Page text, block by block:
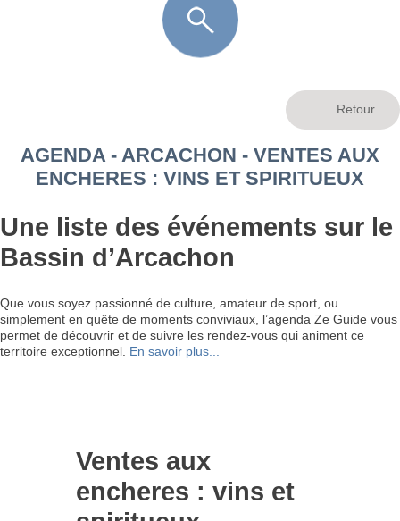
AGENDA - ARCACHON - VENTES AUX
ENCHERES : VINS ET SPIRITUEUX
Une liste des événements sur le
Bassin d’Arcachon
Que vous soyez passionné de culture, amateur de sport, ou
simplement en quête de moments conviviaux, l’agenda Ze Guide vous
permet de découvrir et de suivre les rendez-vous qui animent ce
territoire exceptionnel. En savoir plus...
Ventes aux
encheres : vins et